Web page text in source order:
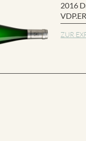
2016
ZUR